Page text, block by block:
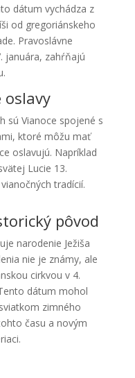
dátum vychádza z
od gregoriánskeho
Pravoslávne
januára, zahŕňajú
oslavy
sú Vianoce spojené s
ktoré môžu mať
oslavujú. Napríklad
Lucie 13.
tradícií.
pôvod
narodenie Ježiša
nie je známy, ale
cirkvou v 4.
dátum mohol
zimného
času a novým